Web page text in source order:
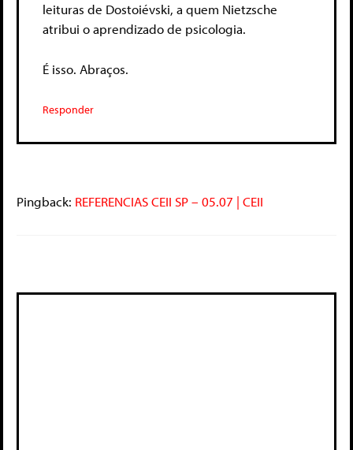
leituras de Dostoiévski, a quem Nietzsche
atribui o aprendizado de psicologia.
É isso. Abraços.
Responder
Pingback: REFERENCIAS CEII SP – 05.07 | CEII